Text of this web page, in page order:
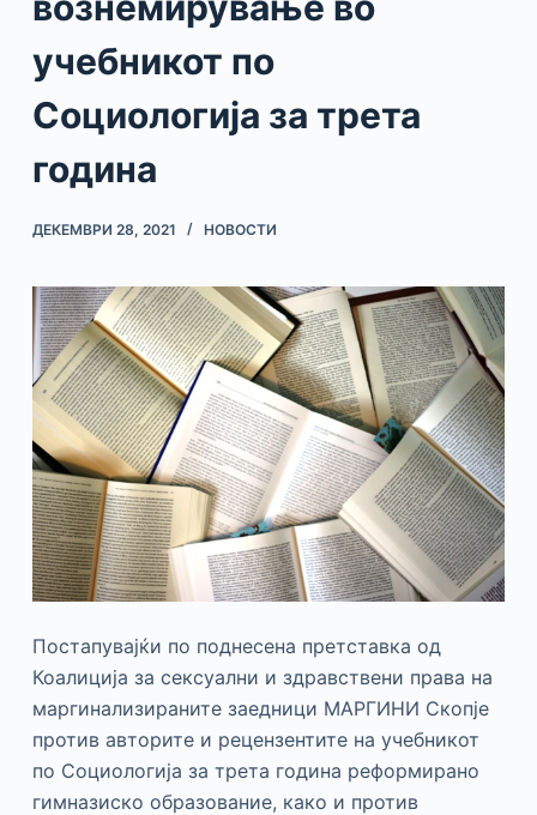
учебникот по
Социологија за трета
година
ДЕКЕМВРИ 28, 2021 НОВОСТИ
Постапувајќи по поднесена претставка од
Коалиција за сексуални и здравствени права на
маргинализираните заедници МАРГИНИ Скопје
против авторите и рецензентите на учебникот
по Социологија за трета година реформирано
гимназиско образование, како и против